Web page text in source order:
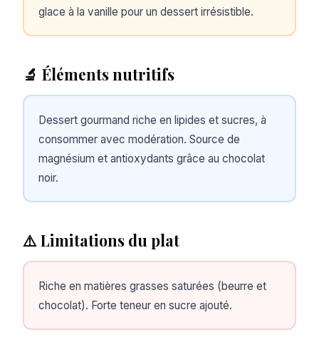
glace à la vanille pour un dessert irrésistible.
🔬 Éléments nutritifs
Dessert gourmand riche en lipides et sucres, à
consommer avec modération. Source de
magnésium et antioxydants grâce au chocolat
noir.
⚠️ Limitations du plat
Riche en matières grasses saturées (beurre et
chocolat). Forte teneur en sucre ajouté.